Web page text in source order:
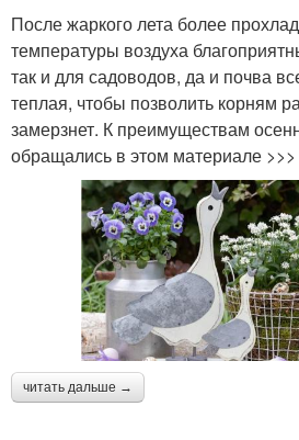
После жаркого лета более
температуры воздуха
так и для садоводов, да и почва
теплая, чтобы позволить корням
замерзнет. К преимуществам
обращались в этом материале >>>
читать дальше →